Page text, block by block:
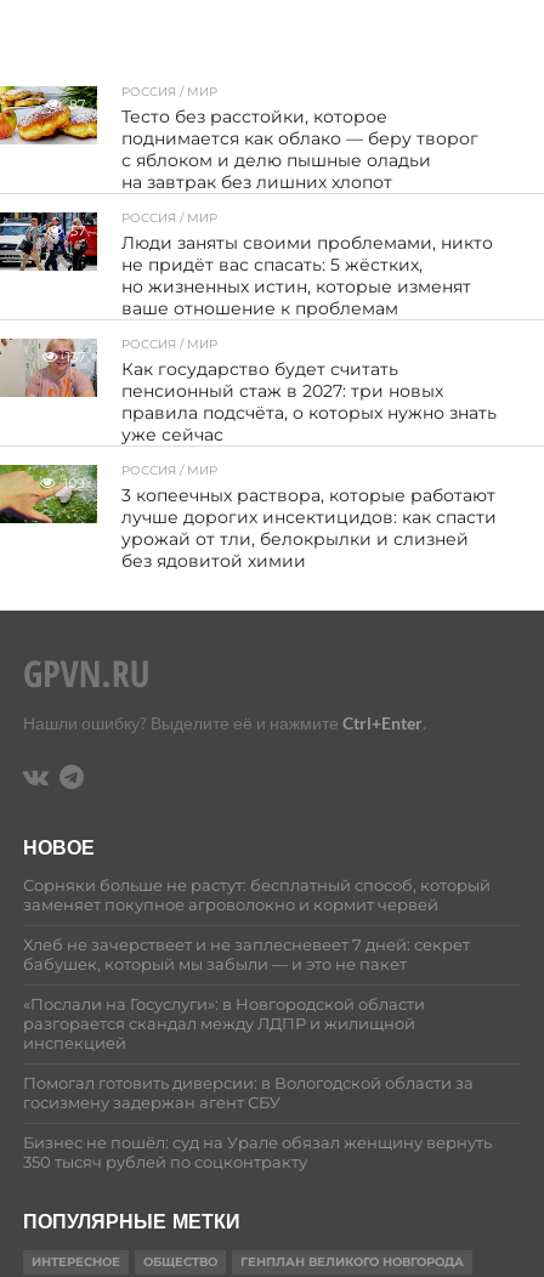
87
РОССИЯ / МИР
Тесто без расстойки, которое
поднимается как облако — беру творог
с яблоком и делю пышные оладьи
на завтрак без лишних хлопот
57
РОССИЯ / МИР
Люди заняты своими проблемами, никто
не придёт вас спасать: 5 жёстких,
но жизненных истин, которые изменят
ваше отношение к проблемам
137
РОССИЯ / МИР
Как государство будет считать
пенсионный стаж в 2027: три новых
правила подсчёта, о которых нужно знать
уже сейчас
109
РОССИЯ / МИР
3 копеечных раствора, которые работают
лучше дорогих инсектицидов: как спасти
урожай от тли, белокрылки и слизней
без ядовитой химии
Нашли ошибку? Выделите её и нажмите Ctrl+Enter.
НОВОЕ
Сорняки больше не растут: бесплатный способ, который
заменяет покупное агроволокно и кормит червей
Хлеб не зачерствеет и не заплесневеет 7 дней: секрет
бабушек, который мы забыли — и это не пакет
«Послали на Госуслуги»: в Новгородской области
разгорается скандал между ЛДПР и жилищной
инспекцией
Помогал готовить диверсии: в Вологодской области за
госизмену задержан агент СБУ
Бизнес не пошёл: суд на Урале обязал женщину вернуть
350 тысяч рублей по соцконтракту
ПОПУЛЯРНЫЕ МЕТКИ
ИНТЕРЕСНОЕ ОБЩЕСТВО ГЕНПЛАН ВЕЛИКОГО НОВГОРОДА